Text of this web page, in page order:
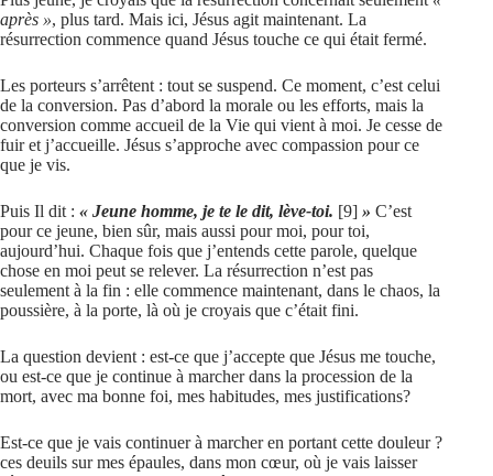
après », plus tard. Mais ici, Jésus agit maintenant. La
résurrection commence quand Jésus touche ce qui était fermé.
Les porteurs s’arrêtent : tout se suspend. Ce moment, c’est celui
de la conversion. Pas d’abord la morale ou les efforts, mais la
conversion comme accueil de la Vie qui vient à moi. Je cesse de
fuir et j’accueille. Jésus s’approche avec compassion pour ce
que je vis.
Puis Il dit : « Jeune homme, je te le dit, lève-toi. [9] » C’est
pour ce jeune, bien sûr, mais aussi pour moi, pour toi,
aujourd’hui. Chaque fois que j’entends cette parole, quelque
chose en moi peut se relever. La résurrection n’est pas
seulement à la fin : elle commence maintenant, dans le chaos, la
poussière, à la porte, là où je croyais que c’était fini.
La question devient : est-ce que j’accepte que Jésus me touche,
ou est-ce que je continue à marcher dans la procession de la
mort, avec ma bonne foi, mes habitudes, mes justifications?
Est-ce que je vais continuer à marcher en portant cette douleur ?
ces deuils sur mes épaules, dans mon cœur, où je vais laisser